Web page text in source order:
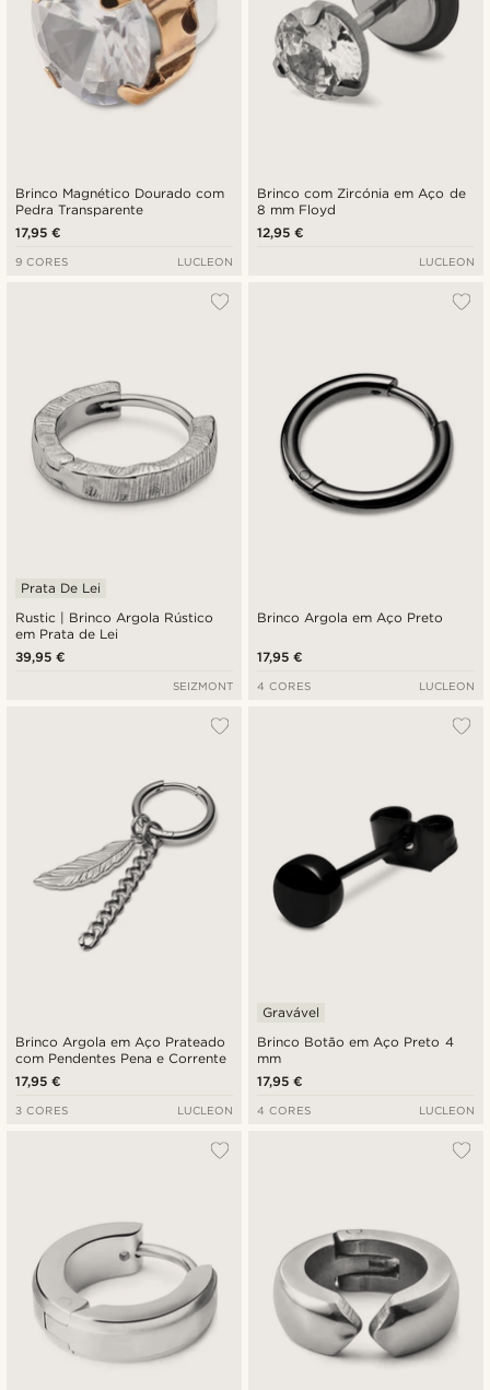
Brinco Magnético Dourado com
Pedra Transparente
17,95 €
9 CORES LUCLEON
Brinco com Zircónia em Aço de
8 mm Floyd
12,95 €
LUCLEON
Rustic | Brinco Argola Rústico
em Prata de Lei
Prata De Lei
39,95 €
SEIZMONT
Brinco Argola em Aço Preto
17,95 €
4 CORES LUCLEON
Brinco Argola em Aço Prateado
com Pendentes Pena e Corrente
17,95 €
3 CORES LUCLEON
Brinco Botão em Aço Preto 4
mm
Gravável
17,95 €
4 CORES LUCLEON